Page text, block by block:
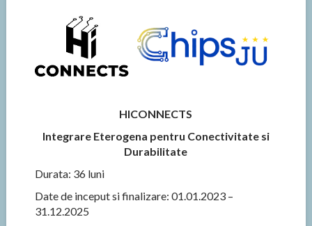
HICONNECTS
Integrare Eterogena pentru Conectivitate si
Durabilitate
Durata: 36 luni
Date de inceput si finalizare: 01.01.2023 –
31.12.2025